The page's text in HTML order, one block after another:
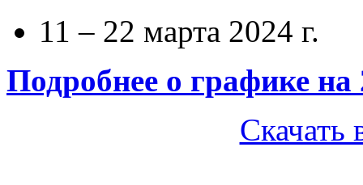
11 – 22 марта 2024 г.
Подробнее о графике
Скачать